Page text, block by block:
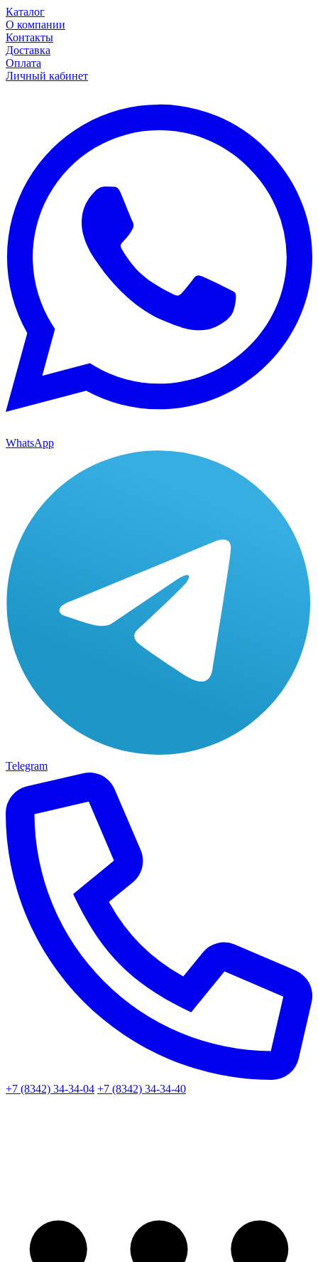
Каталог
О компании
Контакты
Доставка
Оплата
Личный кабинет
WhatsApp
Telegram
+7 (8342) 34-34-04 +7 (8342) 34-34-40